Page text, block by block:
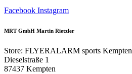
Facebook Instagram
MRT GmbH Martin Rietzler
Store: FLYERALARM sports Kempten
Dieselstraße 1
87437 Kempten